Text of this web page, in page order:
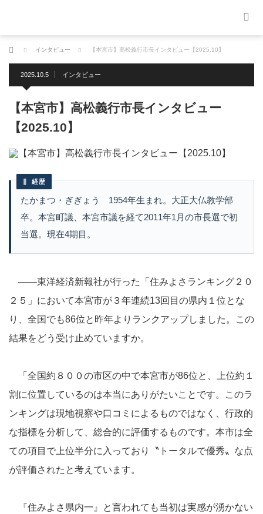
ホーム インタビュー 【本宮市】高松義行市長インタビュー【2025.10】
2025.10.5 インタビュー
【本宮市】高松義行市長インタビュー
【2025.10】
経歴
たかまつ・ぎぎょう 1954年生まれ。大正大仏教学部
卒。本宮町議、本宮市議を経て2011年1月の市長選で初
当選。現在4期目。
――東洋経済新報社が行った「住みよさランキング２０
２５」において本宮市が３年連続13回目の県内１位とな
り、全国でも86位と昨年よりランクアップしました。この
結果をどう受け止めていますか。
「全国約８００の市区の中で本宮市が86位と、上位約１
割に位置しているのは本当にありがたいことです。このラ
ンキングは現地視察や口コミによるものではなく、行政的
な指標を分析して、総合的に評価するものです。本市は全
ての項目で上位半分に入っており〝トータルで優秀〟な点
が評価されたと考えています。
『住みよさ県内一』と言われても当初は実感が湧かない